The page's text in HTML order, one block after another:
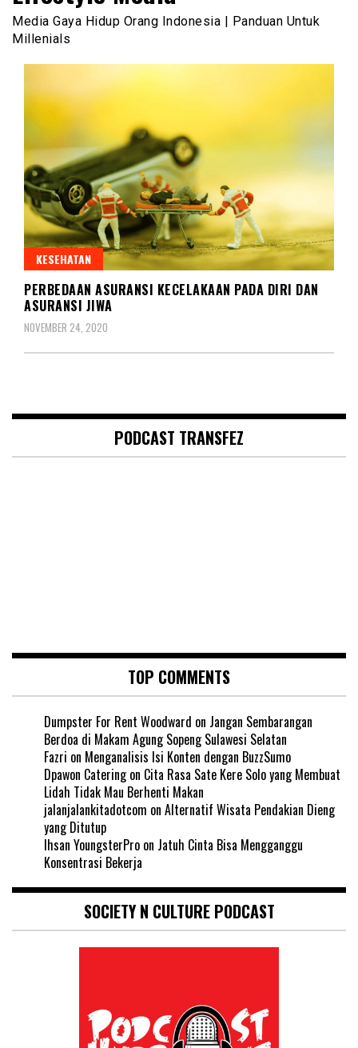
Media Gaya Hidup Orang Indonesia | Panduan Untuk
Millenials
KESEHATAN
PERBEDAAN ASURANSI KECELAKAAN PADA DIRI DAN
ASURANSI JIWA
NOVEMBER 24, 2020
PODCAST TRANSFEZ
TOP COMMENTS
Dumpster For Rent Woodward on Jangan Sembarangan
Berdoa di Makam Agung Sopeng Sulawesi Selatan
Fazri on Menganalisis Isi Konten dengan BuzzSumo
Dpawon Cateringon Cita Rasa Sate Kere Solo yang Membuat
Lidah Tidak Mau Berhenti Makan
jalanjalankitadotcom on Alternatif Wisata Pendakian Dieng
yang Ditutup
Ihsan YoungsterPro on Jatuh Cinta Bisa Mengganggu
Konsentrasi Bekerja
SOCIETY N CULTURE PODCAST